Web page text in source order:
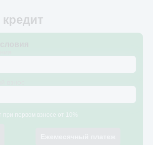
взнос
при первом взносе от 10%